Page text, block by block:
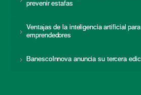
prevenir estafas
Ventajas de la inteligencia artificial
emprendedores
BanescoInnova anuncia su tercera